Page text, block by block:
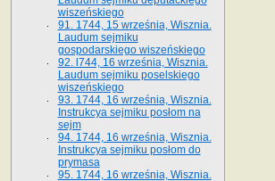
wiszeńskiego
91. 1744, 15 września, Wisznia.
Laudum sejmiku
gospodarskiego wiszeńskiego
92. l744, 16 września, Wisznia.
Laudum sejmiku poselskiego
wiszeńskiego
93. 1744, 16 września, Wisznia.
Instrukcya sejmiku posłom na
sejm
94. 1744, 16 września, Wisznia.
Instrukcya sejmiku posłom do
prymasa
95. 1744, 16 września, Wisznia.